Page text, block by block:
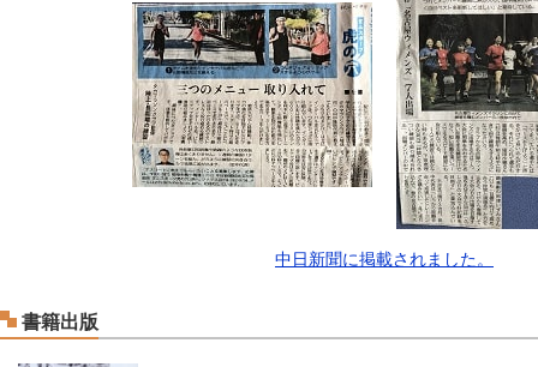
中日新聞に掲載されました。
書籍出版